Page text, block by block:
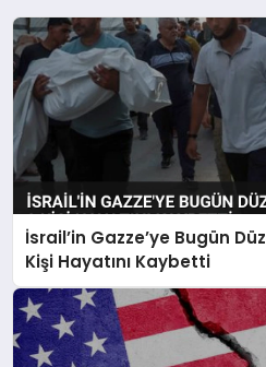
İsrail’in Gazze’ye Bugün
Kişi Hayatını Kaybetti